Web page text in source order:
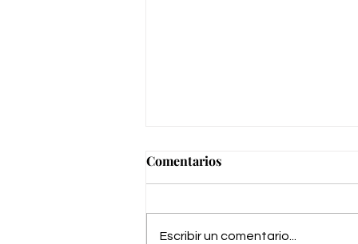
Comentarios
Escribir un comentario...